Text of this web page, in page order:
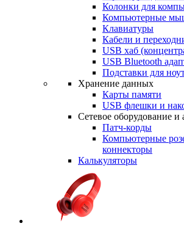
Колонки для
Компьютерные
Клавиатуры
Кабели и
USB хаб
USB Bluetooth
Подставки для
Хранение данных
Карты памяти
USB флешки и
Сетевое оборудование и
Патч-корды
Компьютерные
коннекторы
Калькуляторы